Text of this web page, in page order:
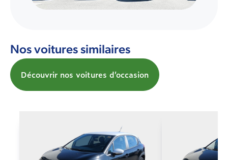
Nos voitures similaires
Découvrir nos voitures d’occasion